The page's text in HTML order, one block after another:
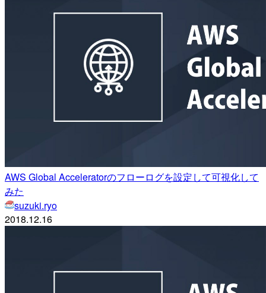
AWS Global Acceleratorのフローログを設定して可視化して
みた
suzuki.ryo
2018.12.16